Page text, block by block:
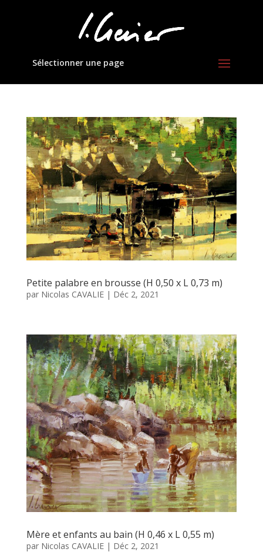
Sélectionner une page
Petite palabre en brousse (H 0,50 x L 0,73 m)
par Nicolas CAVALIE| Déc 2, 2021
Mère et enfants au bain (H 0,46 x L 0,55 m)
par Nicolas CAVALIE| Déc 2, 2021